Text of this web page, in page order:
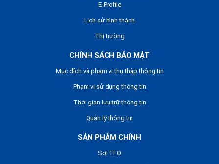
E-Profile
Lịch sử hình thành
Thị trường
CHÍNH SÁCH BẢO MẬT
Mục đích và phạm vi thu thập thông tin
Phạm vi sử dụng thông tin
Thời gian lưu trữ thông tin
Quản lý thông tin
SẢN PHẨM CHÍNH
Sợi TFO